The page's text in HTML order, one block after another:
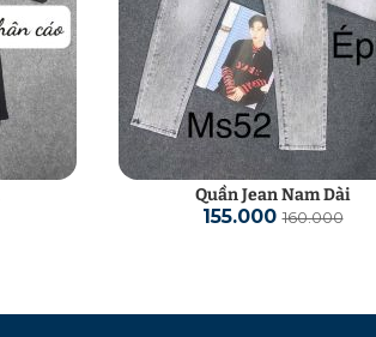
Quần Jean Nam Dài
155.000160.000